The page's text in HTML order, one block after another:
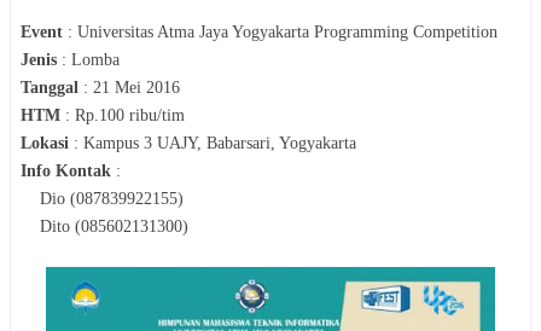
Event : Universitas Atma Jaya Yogyakarta Programming Competition
Jenis : Lomba
Tanggal : 21 Mei 2016
HTM : Rp.100 ribu/tim
Lokasi : Kampus 3 UAJY, Babarsari, Yogyakarta
Info Kontak :
Dio (087839922155)
Dito (085602131300)